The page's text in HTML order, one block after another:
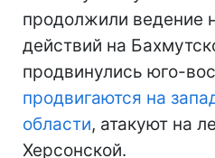
продолжили ведение
действий на
продвинулись юго-
продвигаются на
области, атакуют на
Херсонской.